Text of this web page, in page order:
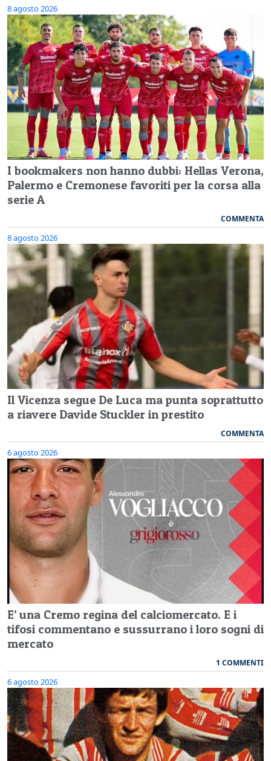
8 agosto 2026
I bookmakers non hanno dubbi: Hellas Verona,
Palermo e Cremonese favoriti per la corsa alla
serie A
COMMENTA
8 agosto 2026
Il Vicenza segue De Luca ma punta soprattutto
a riavere Davide Stuckler in prestito
COMMENTA
6 agosto 2026
E’ una Cremo regina del calciomercato. E i
tifosi commentano e sussurrano i loro sogni di
mercato
1 COMMENTI
6 agosto 2026